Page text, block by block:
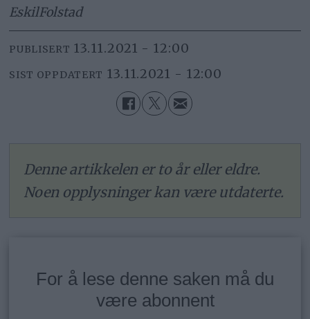
EskilFolstad
PUBLISERT 13.11.2021 - 12:00
SIST OPPDATERT 13.11.2021 - 12:00
Denne artikkelen er to år eller eldre.
Noen opplysninger kan være utdaterte.
For å lese denne saken må du
være abonnent